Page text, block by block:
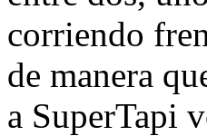
corriendo
de manera
a SuperTapi